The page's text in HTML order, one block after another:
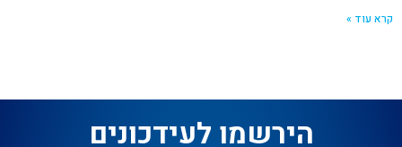
קרא עוד »
הירשמו לעידכונים